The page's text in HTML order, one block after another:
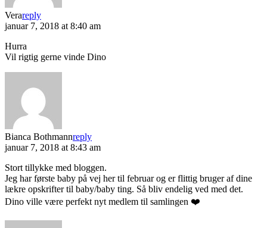
Verareply
januar 7, 2018 at 8:40 am
Hurra
Vil rigtig gerne vinde Dino
Bianca Bothmannreply
januar 7, 2018 at 8:43 am
Stort tillykke med bloggen.
Jeg har første baby på vej her til februar og er flittig bruger af dine
lækre opskrifter til baby/baby ting. Så bliv endelig ved med det.
Dino ville være perfekt nyt medlem til samlingen ❤️